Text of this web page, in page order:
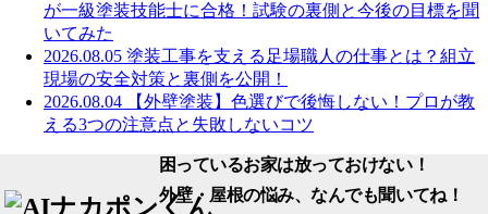
が一級塗装技能士に合格！試験の裏側と今後の目標を聞
いてみた
2026.08.05 塗装工事を支える足場職人の仕事とは？組立
現場の安全対策と裏側を公開！
2026.08.04
【外壁塗装】色選びで後悔しない！プロが教
える3つの注意点と失敗しないコツ
困っているお家は放っておけない！
外壁・屋根の悩み、なんでも聞いてね！